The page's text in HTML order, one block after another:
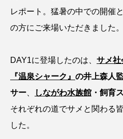
プライドフィッシュ プ
ホウネンエビ ホウボウ
ホテイウオ
レポート。猛暑の中での開催
の方にご来場いただきました。
DAY1に登場したのは、 サメ
『温泉シャーク』 の井上森人
サー
しながわ水族館 ・飼育
それぞれの道でサメと関わる
した。